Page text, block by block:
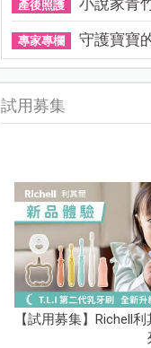
產後照護
專家專欄 守護寶寶
試用募集
【試用募集】Richell